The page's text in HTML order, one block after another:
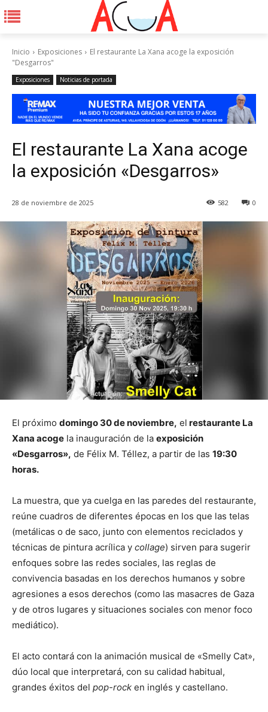
Inicio Exposiciones
El restaurante La Xana acoge la exposición
"Desgarros"
Exposiciones Noticias de portada
El restaurante La Xana acoge
la exposición «Desgarros»
28 de noviembre de 2025 0
582
El próximo domingo 30 de noviembre, el restaurante La
Xana acoge la inauguración de la exposición
«Desgarros», de Félix M. Téllez, a partir de las 19:30
horas.
La muestra, que ya cuelga en las paredes del restaurante,
reúne cuadros de diferentes épocas en los que las telas
(metálicas o de saco, junto con elementos reciclados y
técnicas de pintura acrílica y collage) sirven para sugerir
enfoques sobre las redes sociales, las reglas de
convivencia basadas en los derechos humanos y sobre
agresiones a esos derechos (como las masacres de Gaza
y de otros lugares y situaciones sociales con menor foco
mediático).
El acto contará con la animación musical de «Smelly Cat»,
dúo local que interpretará, con su calidad habitual,
grandes éxitos del pop-rock en inglés y castellano.